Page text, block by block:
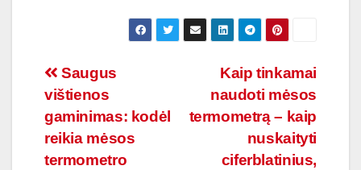
Navigacija
tarp
įrašų
Kaip tinkamai
naudoti mėsos
termometrą – kaip
nuskaityti
ciferblatinius,
Saugus
vištienos
gaminimas: kodėl
reikia mėsos
termometro